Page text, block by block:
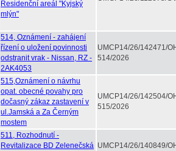
Residenční areál "Kyjský
mlýn"
514, Oznámení - zahájení
řízení o uložení povinnosti
odstranit vrak - Nissan, RZ -
2AK4053
UMCP14/26/142471/
514/2026
515,Oznámení o návrhu
opat. obecné povahy pro
dočasný zákaz zastavení v
ul.Jamská a Za Černým
mostem
UMCP14/26/142504/
515/2026
511, Rozhodnutí -
Revitalizace BD Zelenečská UMCP14/26/140849/